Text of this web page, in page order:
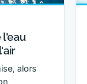
l'eau
alors